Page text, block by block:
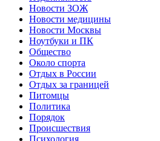
Новости ЗОЖ
Новости медицины
Новости Москвы
Ноутбуки и ПК
Общество
Около спорта
Отдых в России
Отдых за границей
Питомцы
Политика
Порядок
Происшествия
Психология